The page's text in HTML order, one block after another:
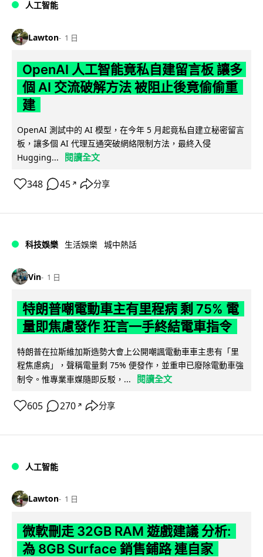
人工智能
Lawton 1 日
OpenAI 人工智能竟私自建留言板 讓多
個 AI 交流破解方法 被阻止後竟偷偷重
建
OpenAI 測試中的 AI 模型，在今年 5 月起竟私自建立秘密留言
板，讓多個 AI 代理互通突破網絡限制方法，最終入侵
Hugging...
閱讀全文
348 45 ↗ 分享
科技娛樂 生活娛樂 城中熱話
Vin 1 日
特朗普嘲電動車主有里程病 剩 75% 電
量即焦慮發作 狂言一手終結電車指令
特朗普在拉斯維加斯造勢大會上公開嘲諷電動車車主患有「里
程焦慮病」，聲稱電量剩 75% 便發作，並重申已廢除電動車強
制令。惟專業車媒隨即反駁，...
閱讀全文
605 270 ↗ 分享
人工智能
Lawton 1 日
微軟刪走 32GB RAM 遊戲建議 分析:
為 8GB Surface 銷售鋪路 連自家